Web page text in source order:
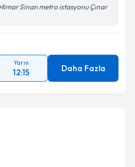
Sinan metro istasyonu Çınar
Yarın
12:15 Daha Fazla